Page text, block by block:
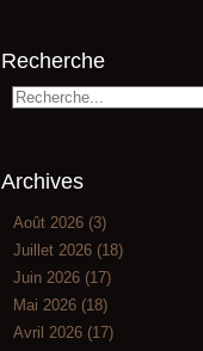
Recherche
Archives
Août 2026 (3)
Juillet 2026 (18)
Juin 2026 (17)
Mai 2026 (18)
Avril 2026 (17)